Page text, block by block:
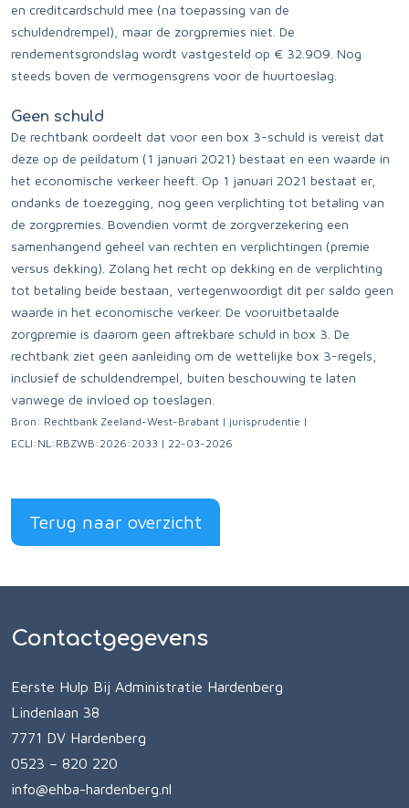
en creditcardschuld mee (na toepassing van de
schuldendrempel), maar de zorgpremies niet. De
rendementsgrondslag wordt vastgesteld op € 32.909. Nog
steeds boven de vermogensgrens voor de huurtoeslag.
Geen schuld
De rechtbank oordeelt dat voor een box 3-schuld is vereist dat
deze op de peildatum (1 januari 2021) bestaat en een waarde in
het economische verkeer heeft. Op 1 januari 2021 bestaat er,
ondanks de toezegging, nog geen verplichting tot betaling van
de zorgpremies. Bovendien vormt de zorgverzekering een
samenhangend geheel van rechten en verplichtingen (premie
versus dekking). Zolang het recht op dekking en de verplichting
tot betaling beide bestaan, vertegenwoordigt dit per saldo geen
waarde in het economische verkeer. De vooruitbetaalde
zorgpremie is daarom geen aftrekbare schuld in box 3. De
rechtbank ziet geen aanleiding om de wettelijke box 3-regels,
inclusief de schuldendrempel, buiten beschouwing te laten
vanwege de invloed op toeslagen.
Bron: Rechtbank Zeeland-West-Brabant | jurisprudentie |
ECLI:NL:RBZWB:2026:2033 | 22-03-2026
Terug naar overzicht
Contactgegevens
Eerste Hulp Bij Administratie Hardenberg
Lindenlaan 38
7771 DV Hardenberg
0523 – 820 220
info@ehba-hardenberg.nl